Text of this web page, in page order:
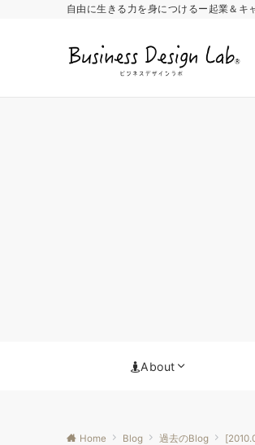
自由に生きる力を身につけるー起業＆キ
About
Home Blog 過去のBlog